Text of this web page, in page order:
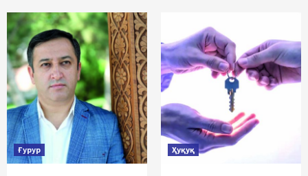
Ғурур Ҳуқуқ